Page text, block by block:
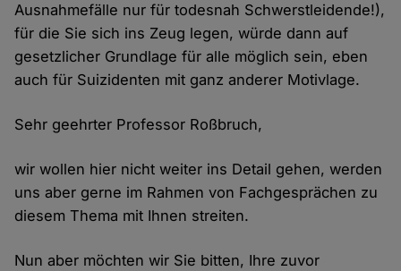
Ausnahmefälle nur für todesnah Schwerstleidende!),
für die Sie sich ins Zeug legen, würde dann auf
gesetzlicher Grundlage für alle möglich sein, eben
auch für Suizidenten mit ganz anderer Motivlage.
Sehr geehrter Professor Roßbruch,
wir wollen hier nicht weiter ins Detail gehen, werden
uns aber gerne im Rahmen von Fachgesprächen zu
diesem Thema mit Ihnen streiten.
Nun aber möchten wir Sie bitten, Ihre zuvor